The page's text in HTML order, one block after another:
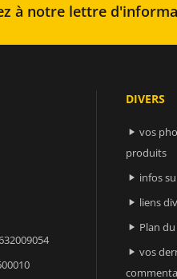
à notre lettre
DIVERS
 vos
produits
 infos
 liens
 Plan
 vos